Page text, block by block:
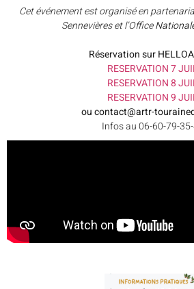
Cet événement est organisé en
Sennevières et l’Office
Réservation sur
RESERVATION 7
RESERVATION 8
RESERVATION 9
ou contact@artr-
Infos au 06-60-79-